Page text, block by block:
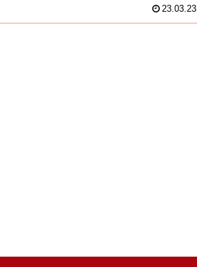
23.03.23